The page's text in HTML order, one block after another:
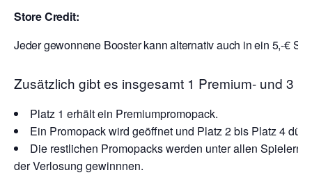
Store Credit:
Jeder gewonnene Booster kann alternativ auch in ein 5,-€
Zusätzlich gibt es insgesamt 1 Premium- und 3
Platz 1 erhält ein Premiumpromopack.
Ein Promopack wird geöffnet und Platz 2 bis Platz 4
Die restlichen Promopacks werden unter allen Spielern
der Verlosung gewinnnen.